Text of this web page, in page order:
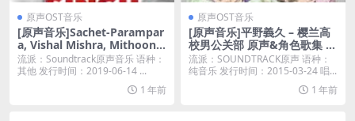
原声OST音乐
[原声音乐]Sachet-Parampar
a, Vishal Mishra, Mithoon,
Akhil Sachdeva & Amaal M
allik – Kabir Singh (Original
Motion Picture Soundtrac
k) [iTunes Plus M4A]
流派：Soundtrack原声音乐 语种：
其他 发行时间：2019-06-14 ...
1 年前
原声OST音乐
[原声音乐]平野義久 – 樱兰高
校男公关部 原声&角色歌集 特
别篇 [iTunes Plus M4A]
流派：SOUNDTRACK原声 语种：
纯音乐 发行时间：2015-03-24 唱...
1 年前